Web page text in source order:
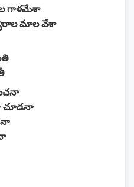
గాళమేశా
మాల వేశా
చూడనా